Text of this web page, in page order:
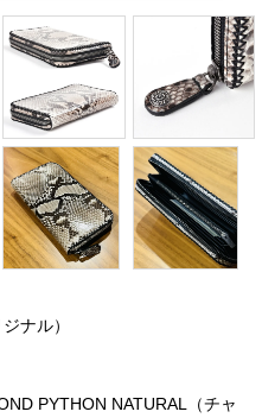
ナル）
PYTHON NATURAL（チャ